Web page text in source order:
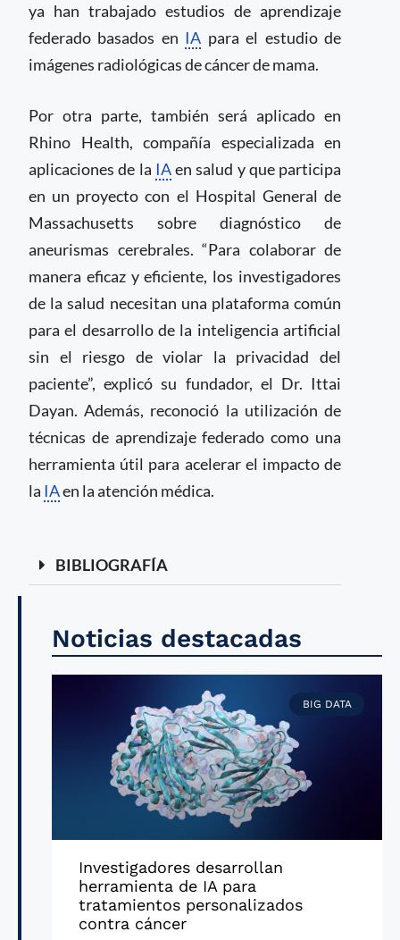
ya han trabajado estudios de aprendizaje
federado basados en IA para el estudio de
imágenes radiológicas de cáncer de mama.
Por otra parte, también será aplicado en
Rhino Health, compañía especializada en
aplicaciones de la IAen salud y que participa
en un proyecto con el Hospital General de
Massachusetts sobre diagnóstico de
aneurismas cerebrales. “Para colaborar de
manera eficaz y eficiente, los investigadores
de la salud necesitan una plataforma común
para el desarrollo de la inteligencia artificial
sin el riesgo de violar la privacidad del
paciente”, explicó su fundador, el Dr. Ittai
Dayan. Además, reconoció la utilización de
técnicas de aprendizaje federado como una
herramienta útil para acelerar el impacto de
la IAen la atención médica.
BIBLIOGRAFÍA
Noticias destacadas
BIG DATA
Investigadores desarrollan
herramienta de IA para
tratamientos personalizados
contra cáncer